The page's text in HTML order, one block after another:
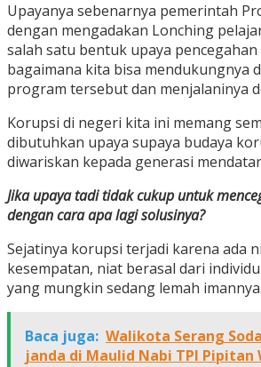
Upayanya sebenarnya pemerintah
dengan mengadakan Lonching
salah satu bentuk upaya
bagaimana kita bisa mendukungnya
program tersebut dan menjalaninya
Korupsi di negeri kita ini memang
dibutuhkan upaya supaya budaya
diwariskan kepada generasi
Jika upaya tadi tidak cukup untuk
dengan cara apa lagi solusinya?
Sejatinya korupsi terjadi karena ada
kesempatan, niat berasal dari
yang mungkin sedang lemah imannya.
Baca juga: Walikota Serang
janda di Maulid Nabi TPI Pipitan